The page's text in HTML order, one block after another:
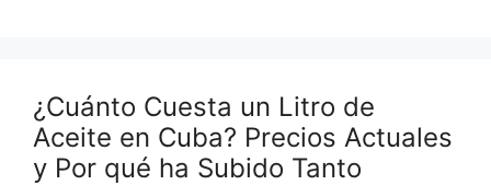
¿Cuánto Cuesta un Litro de
Aceite en Cuba? Precios Actuales
y Por qué ha Subido Tanto